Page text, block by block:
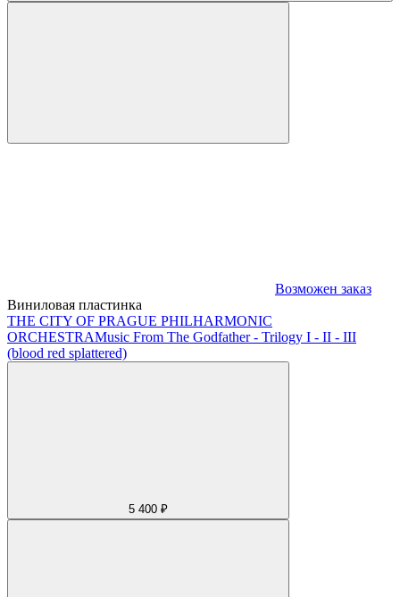
Возможен заказ
Виниловая пластинка
THE CITY OF PRAGUE PHILHARMONIC
ORCHESTRAMusic From The Godfather - Trilogy I - II - III
(blood red splattered)
5 400 ₽